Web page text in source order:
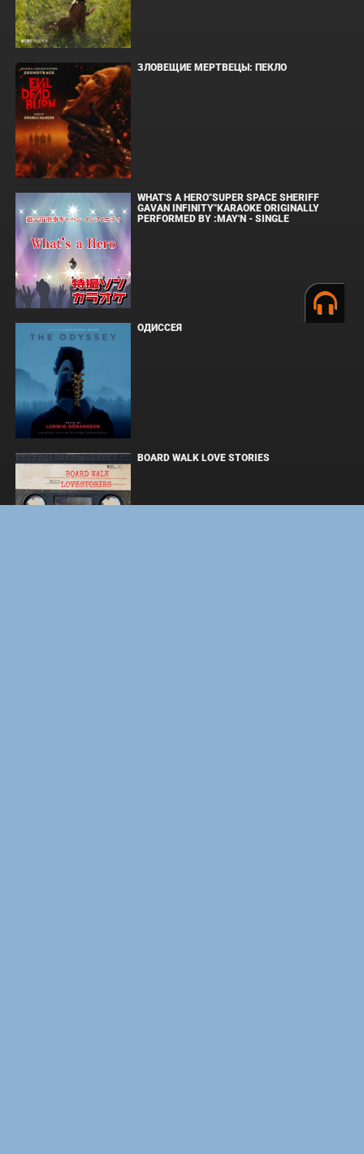
ЗЛОВЕЩИЕ МЕРТВЕЦЫ: ПЕКЛО
WHAT'S A HERO"SUPER SPACE SHERIFF
GAVAN INFINITY"KARAOKE ORIGINALLY
PERFORMED BY :MAY'N - SINGLE
ОДИССЕЯ
BOARD WALK LOVE STORIES